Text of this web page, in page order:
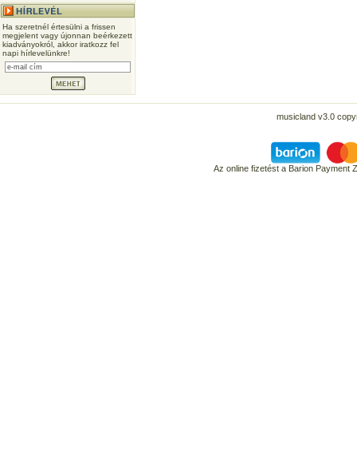
Ha szeretnél értesülni a frissen
megjelent vagy újonnan beérkezett
kiadványokról, akkor iratkozz fel
napi hírlevelünkre!
musicland v3.0
Az online fizetést a Barion Payment